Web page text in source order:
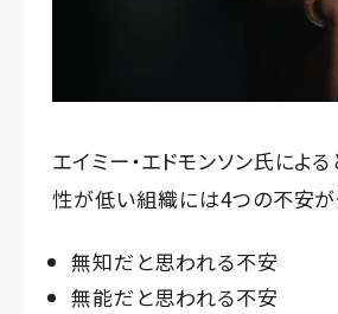
エイミー・エドモンソン氏によ
性が低い組織には4つの不安が
無知だと思われる不安
無能だと思われる不安